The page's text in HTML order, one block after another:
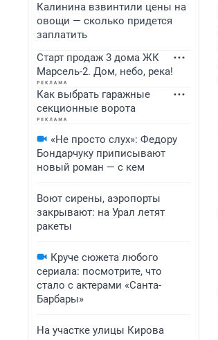
Калинина взвинтили цены на
овощи — сколько придется
заплатить
Старт продаж 3 дома ЖК
Марсель-2. Дом, небо, река!
Как выбрать гаражные
секционные ворота
«Не просто слух»: Федору
Бондарчуку приписывают
новый роман — с кем
Воют сирены, аэропорты
закрывают: на Урал летят
ракеты
Круче сюжета любого
сериала: посмотрите, что
стало с актерами «Санта-
Барбары»
На участке улицы Кирова